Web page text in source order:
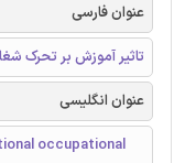
عنوان فارسی
تاثیر آموزش بر تحرک
عنوان انگلیسی
occupational